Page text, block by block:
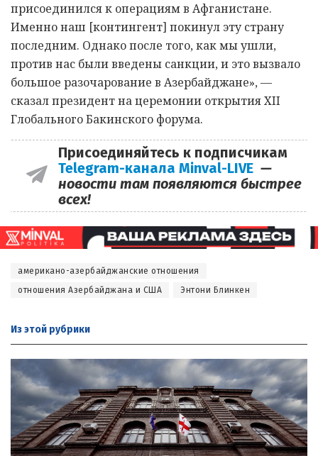
присоединился к операциям в Афганистане.
Именно наш [контингент] покинул эту страну
последним. Однако после того, как мы ушли,
против нас были введены санкции, и это вызвало
большое разочарование в Азербайджане», —
сказал президент на церемонии открытия XII
Глобального Бакинского форума.
Присоединяйтесь к подписчикам
Telegram-канала Minval-LIVE —
новости там появляются быстрее
всех!
американо-азербайджанские отношения
отношения Азербайджана и США
Энтони Блинкен
Из этой рубрики